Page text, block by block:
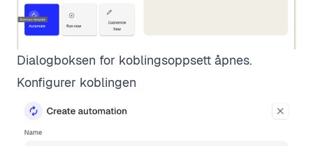
Dialogboksen for koblingsoppsett åpnes.
Konfigurer koblingen